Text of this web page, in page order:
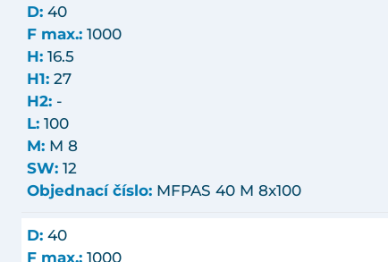
D: 40
F max.: 1000
H: 16.5
H1: 27
H2: -
L: 100
M: M 8
SW: 12
Objednací číslo: MFPAS 40 M 8x100
D: 40
F max.: 1000